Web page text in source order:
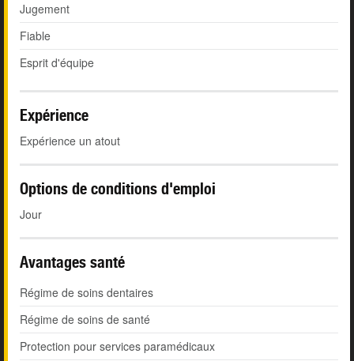
Jugement
Fiable
Esprit d'équipe
Expérience
Expérience un atout
Options de conditions d'emploi
Jour
Avantages santé
Régime de soins dentaires
Régime de soins de santé
Protection pour services paramédicaux